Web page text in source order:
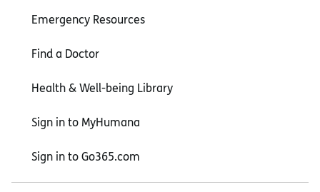
Emergency Resources
Find a Doctor
Health & Well-being Library
Sign in to MyHumana
Sign in to Go365.com